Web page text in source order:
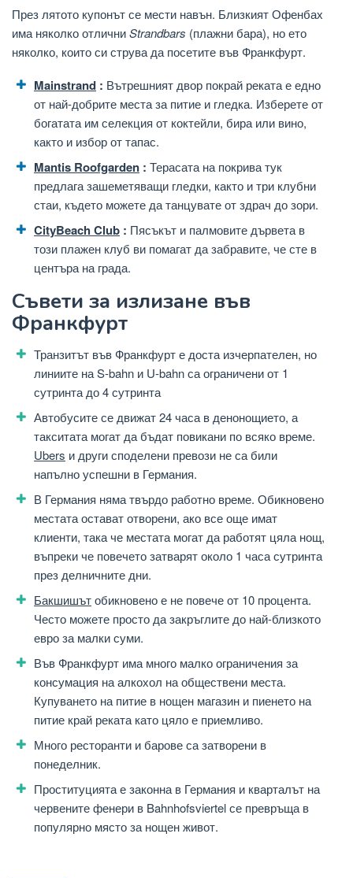
През лятото купонът се мести навън. Близкият Офенбах
има няколко отличниStrandbars (плажни бара), но ето
няколко, които си струва да посетите във Франкфурт.
Mainstrand : Вътрешният двор покрай реката е едно
от най-добрите места за питие и гледка. Изберете от
богатата им селекция от коктейли, бира или вино,
както и избор от тапас.
Mantis Roofgarden : Терасата на покрива тук
предлага зашеметяващи гледки, както и три клубни
стаи, където можете да танцувате от здрач до зори.
CityBeach Club : Пясъкът и палмовите дървета в
този плажен клуб ви помагат да забравите, че сте в
центъра на града.
Съвети за излизане във
Франкфурт
Транзитът във Франкфурт е доста изчерпателен, но
линиите на S-bahn и U-bahn са ограничени от 1
сутринта до 4 сутринта
Автобусите се движат 24 часа в денонощието, а
такситата могат да бъдат повикани по всяко време.
Ubers и други споделени превози не са били
напълно успешни в Германия.
В Германия няма твърдо работно време. Обикновено
местата остават отворени, ако все още имат
клиенти, така че местата могат да работят цяла нощ,
въпреки че повечето затварят около 1 часа сутринта
през делничните дни.
Бакшишътобикновено е не повече от 10 процента.
Често можете просто да закръглите до най-близкото
евро за малки суми.
Във Франкфурт има много малко ограничения за
консумация на алкохол на обществени места.
Купуването на питие в нощен магазин и пиенето на
питие край реката като цяло е приемливо.
Много ресторанти и барове са затворени в
понеделник.
Проституцията е законна в Германия и кварталът на
червените фенери в Bahnhofsviertel се превръща в
популярно място за нощен живот.